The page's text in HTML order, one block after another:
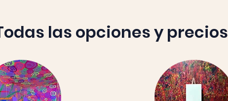
las opciones y precios